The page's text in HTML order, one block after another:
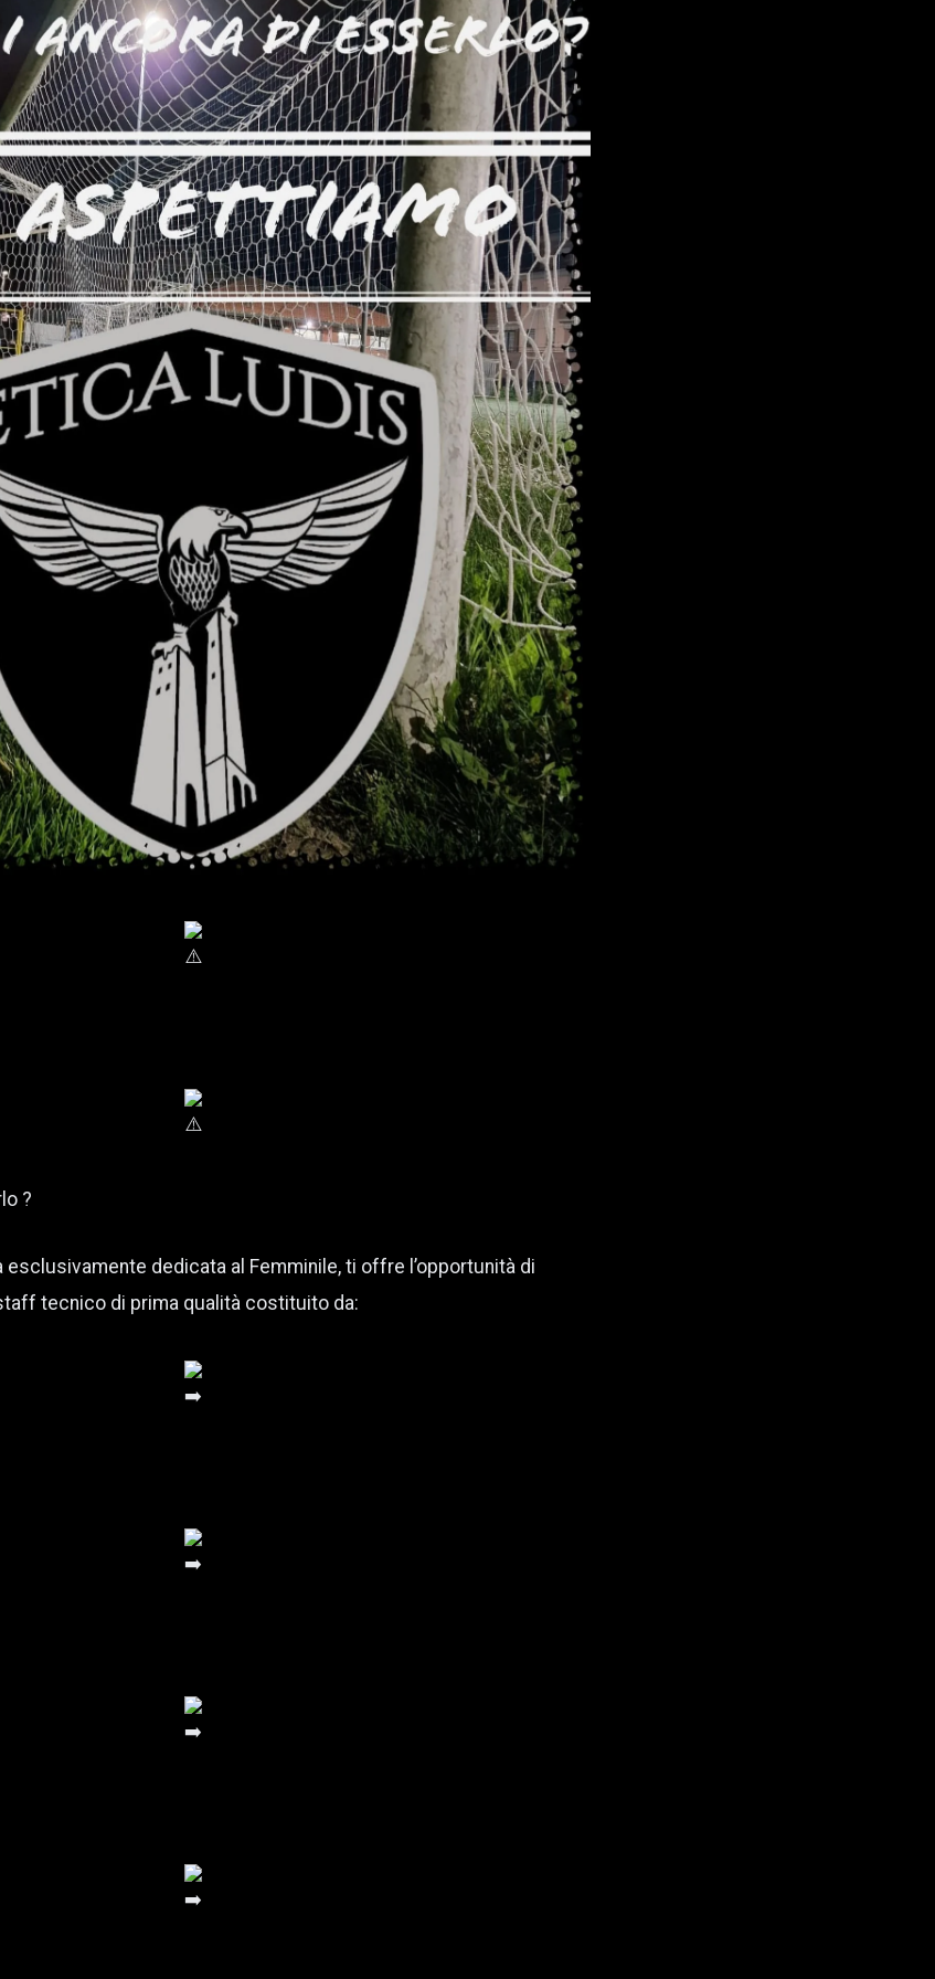
?
esclusivamente dedicata al Femminile, ti offre l’opportunità di
tecnico di prima qualità costituito da: